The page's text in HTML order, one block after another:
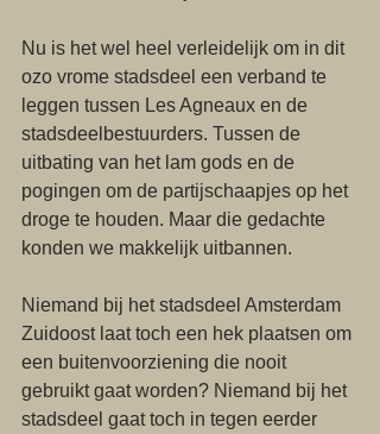
Nu is het wel heel verleidelijk om in dit
ozo vrome stadsdeel een verband te
leggen tussen Les Agneaux en de
stadsdeelbestuurders. Tussen de
uitbating van het lam gods en de
pogingen om de partijschaapjes op het
droge te houden. Maar die gedachte
konden we makkelijk uitbannen.
Niemand bij het stadsdeel Amsterdam
Zuidoost laat toch een hek plaatsen om
een buitenvoorziening die nooit
gebruikt gaat worden? Niemand bij het
stadsdeel gaat toch in tegen eerder